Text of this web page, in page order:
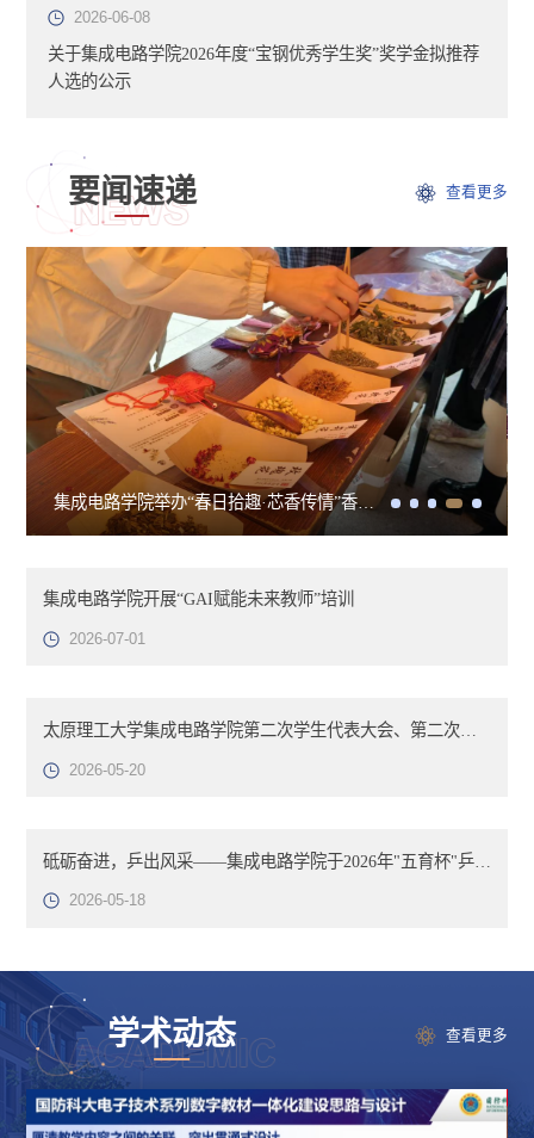
2026-06-08
关于集成电路学院2026年度“宝钢优秀学生奖”奖学金拟推荐
人选的公示
要闻速递 查看更多
集成电路学院举办“春日拾趣·芯香传情”香包制作活动
集成电路学院开展“GAI赋能未来教师”培训
2026-07-01
太原理工大学集成电路学院第二次学生代表大会、第二次研究生代表大会顺利召开
2026-05-20
砥砺奋进，乒出风采——集成电路学院于2026年"五育杯"乒乓球比赛明向赛区初战告捷
2026-05-18
学术动态 查看更多